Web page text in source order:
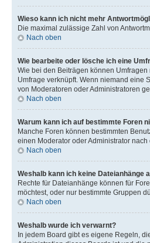
Wieso kann ich nicht mehr
Die maximal zulässige Zahl von
Nach oben
Wie bearbeite oder lösche ich eine
Wie bei den Beiträgen können
Umfrage verknüpft. Wenn niemand eine
von Moderatoren oder Administratoren
Nach oben
Warum kann ich auf bestimmte Foren
Manche Foren können bestimmten
einen Moderator oder Administrator
Nach oben
Weshalb kann ich keine Dateianhänge
Rechte für Dateianhänge können für
möchtest, oder nur bestimmte Gruppen
Nach oben
Weshalb wurde ich verwarnt?
In jedem Board gibt es eigene Regeln,